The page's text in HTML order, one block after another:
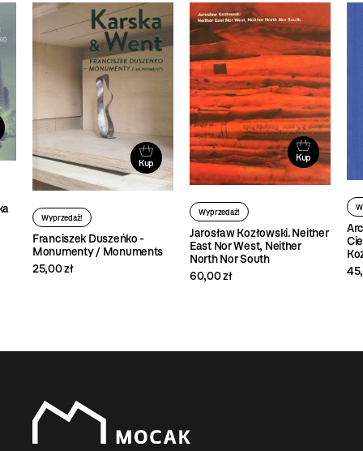
Kup
Wyprzedaż!
Franciszek Duszeńko -
Monumenty / Monuments
25,00 zł
Kup
Wyprzedaż!
Jarosław Kozłowski. Neither
East Nor West, Neither
North Nor South
60,00 zł